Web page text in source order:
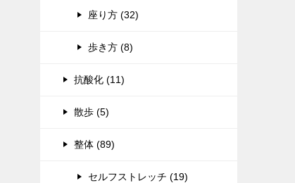
座り方 (32)
歩き方 (8)
抗酸化 (11)
散歩 (5)
整体 (89)
セルフストレッチ (19)